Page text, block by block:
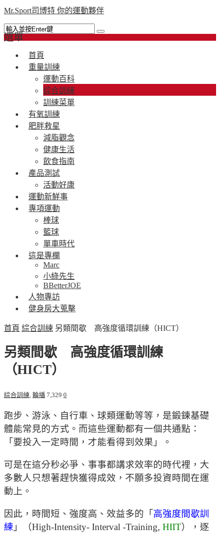
Mr.Sport司博特 你的運動夥伴
選單
首頁
重量訓練
運動百科
綜合訓練
訓練菜單
有氧訓練
肥胖救星
減脂觀念
健康生活
飲食指南
產品測試
活動好康
運動新鮮事
專項運動
棒球
籃球
單車時代
這是專欄
Marc
小綠先生
BBetterJOE
人物專訪
健身房大蒐擊
首頁 綜合訓練 另類間歇 高強度循環訓練（HICT）
另類間歇 高強度循環訓練
（HICT）
綜合訓練 輪播 7,329 0
跑步、游泳、自行車、球類運動等等，是鍛鍊基礎
體能常見的方式。而這些運動都有一個共通點：
「要投入一定時間，才能看得到效果」。
可是在這分秒必爭、事事都講求效率的時代裡，大
多數人只想著趕快獲得成效，不願多投資時間在運
動上。
因此，時間短、強度高、效益多的「高強度間歇訓
練 」（High-Intensity- Interval -Training, HIIT），逐